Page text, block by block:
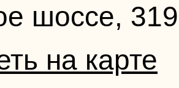
шоссе, 319
на карте